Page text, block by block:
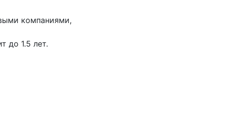
компаниями,
до 1.5 лет.